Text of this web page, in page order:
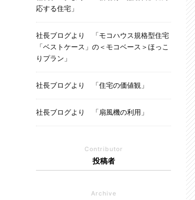
応する住宅」
社長ブログより 「モコハウス規格型住宅
「ベストケース」の＜モコベース＞ほっこ
りプラン」
社長ブログより 「住宅の価値観」
社長ブログより 「扇風機の利用」
Contributor
投稿者
Archive